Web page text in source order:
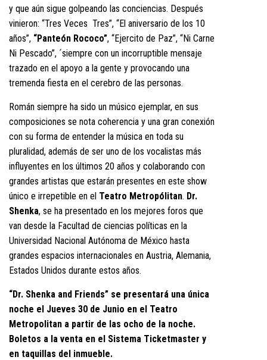
y que aún sigue golpeando las conciencias. Después
vinieron: “Tres Veces Tres”, “El aniversario de los 10
años”, “Panteón Rococo”, “Ejercito de Paz”, “Ni Carne
Ni Pescado”, ´siempre con un incorruptible mensaje
trazado en el apoyo a la gente y provocando una
tremenda fiesta en el cerebro de las personas.
Román siempre ha sido un músico ejemplar, en sus
composiciones se nota coherencia y una gran conexión
con su forma de entender la música en toda su
pluralidad, además de ser uno de los vocalistas más
influyentes en los últimos 20 años y colaborando con
grandes artistas que estarán presentes en este show
único e irrepetible en el Teatro Metropólitan. Dr.
Shenka, se ha presentado en los mejores foros que
van desde la Facultad de ciencias políticas en la
Universidad Nacional Autónoma de México hasta
grandes espacios internacionales en Austria, Alemania,
Estados Unidos durante estos años.
“Dr. Shenka and Friends” se presentará una única
noche el Jueves 30 de Junio en el Teatro
Metropolitan a partir de las ocho de la noche.
Boletos a la venta en el Sistema Ticketmaster y
en taquillas del inmueble.